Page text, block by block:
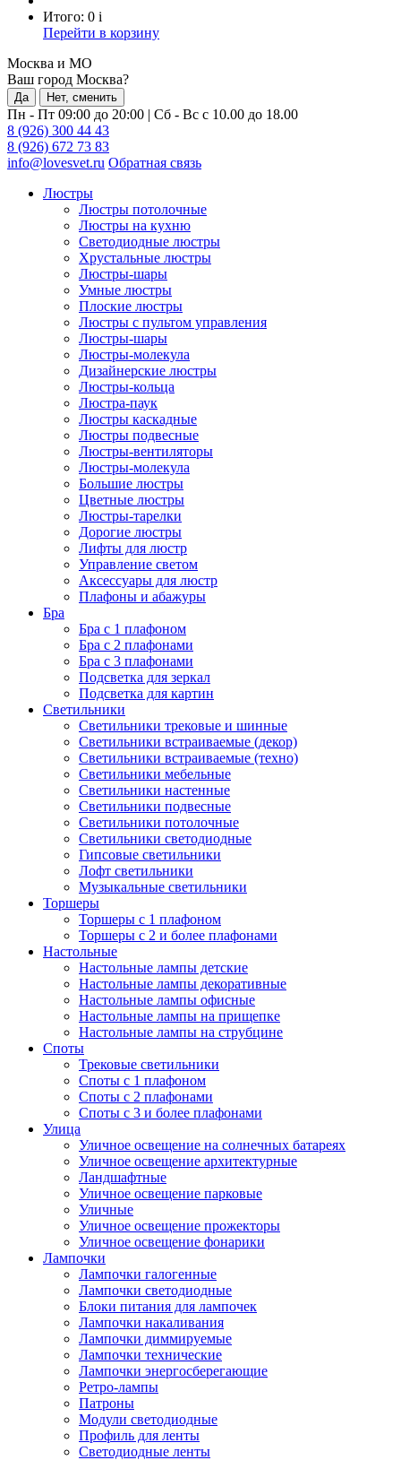
Итого: 0 i
Перейти в корзину
Москва и МО
Ваш город Москва?
Да Нет, сменить
Пн - Пт 09:00 до 20:00 | Сб - Вс с 10.00 до 18.00
8 (926) 300 44 43
8 (926) 672 73 83
info@lovesvet.ru Обратная связь
Люстры
Люстры потолочные
Люстры на кухню
Светодиодные люстры
Хрустальные люстры
Люстры-шары
Умные люстры
Плоские люстры
Люстры с пультом управления
Люстры-шары
Люстры-молекула
Дизайнерские люстры
Люстры-кольца
Люстра-паук
Люстры каскадные
Люстры подвесные
Люстры-вентиляторы
Люстры-молекула
Большие люстры
Цветные люстры
Люстры-тарелки
Дорогие люстры
Лифты для люстр
Управление светом
Аксессуары для люстр
Плафоны и абажуры
Бра
Бра с 1 плафоном
Бра с 2 плафонами
Бра с 3 плафонами
Подсветка для зеркал
Подсветка для картин
Светильники
Светильники трековые и шинные
Светильники встраиваемые (декор)
Светильники встраиваемые (техно)
Светильники мебельные
Светильники настенные
Светильники подвесные
Светильники потолочные
Светильники светодиодные
Гипсовые светильники
Лофт светильники
Музыкальные светильники
Торшеры
Торшеры с 1 плафоном
Торшеры с 2 и более плафонами
Настольные
Настольные лампы детские
Настольные лампы декоративные
Настольные лампы офисные
Настольные лампы на прищепке
Настольные лампы на струбцине
Споты
Трековые светильники
Споты с 1 плафоном
Споты с 2 плафонами
Споты с 3 и более плафонами
Улица
Уличное освещение на солнечных батареях
Уличное освещение архитектурные
Ландшафтные
Уличное освещение парковые
Уличные
Уличное освещение прожекторы
Уличное освещение фонарики
Лампочки
Лампочки галогенные
Лампочки светодиодные
Блоки питания для лампочек
Лампочки накаливания
Лампочки диммируемые
Лампочки технические
Лампочки энергосберегающие
Ретро-лампы
Патроны
Модули светодиодные
Профиль для ленты
Светодиодные ленты